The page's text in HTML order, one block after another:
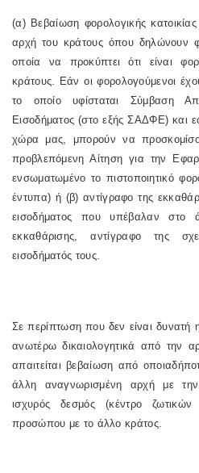
(α) Βεβαίωση φορολογικής
αρχή του κράτους όπου δηλώνουν
οποία να προκύπτει ότι είναι
κράτους. Εάν οι φορολογούμενοι
το οποίο υφίσταται Σύμβαση
Εισοδήματος (στο εξής ΣΑΔΦΕ) και
χώρα μας, μπορούν να
προβλεπόμενη Αίτηση για την
ενσωματωμένο το πιστοποιητικό
έντυπα) ή (β) αντίγραφο της
εισοδήματος που υπέβαλαν στο
εκκαθάρισης, αντίγραφο της
εισοδήματός τους.
Σε περίπτωση που δεν είναι
ανωτέρω δικαιολογητικά από την
απαιτείται βεβαίωση από
άλλη αναγνωρισμένη αρχή με
ισχυρός δεσμός (κέντρο
προσώπου με το άλλο κράτος.